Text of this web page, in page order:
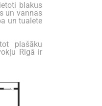
blakus
un vannas
un tualete
plašāku
Rīgā ir